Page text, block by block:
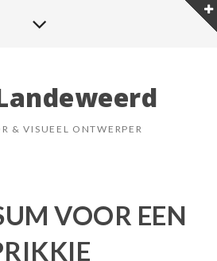
& VISUEEL ONTWERPER
VOOR EEN